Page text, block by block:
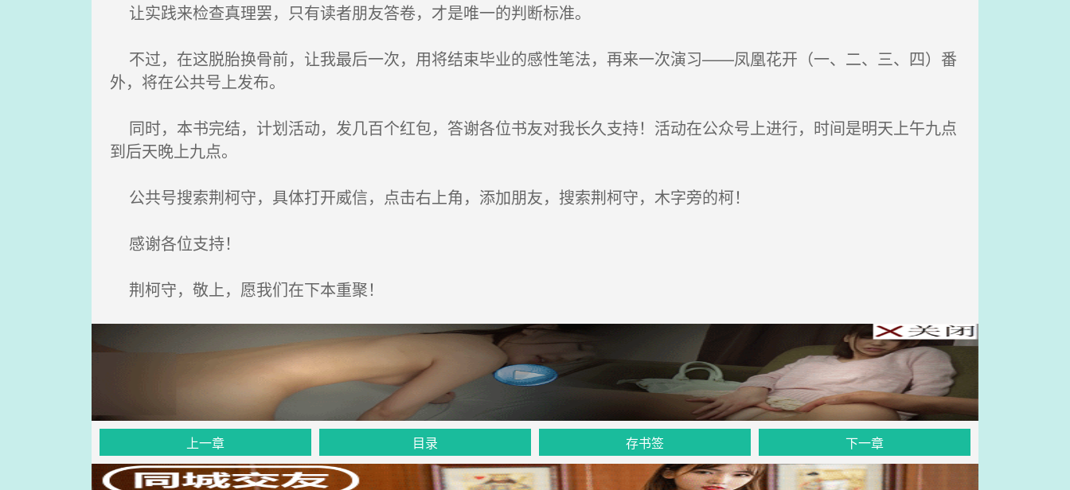
让实践来检查真理罢，只有读者朋友答卷，才是唯一的判断标准。
不过，在这脱胎换骨前，让我最后一次，用将结束毕业的感性笔法，再来一次演习——凤凰花开（一、二、三、四）番
外，将在公共号上发布。
同时，本书完结，计划活动，发几百个红包，答谢各位书友对我长久支持！活动在公众号上进行，时间是明天上午九点
到后天晚上九点。
公共号搜索荆柯守，具体打开威信，点击右上角，添加朋友，搜索荆柯守，木字旁的柯！
感谢各位支持！
荆柯守，敬上，愿我们在下本重聚！
上一章 目录 存书签 下一章